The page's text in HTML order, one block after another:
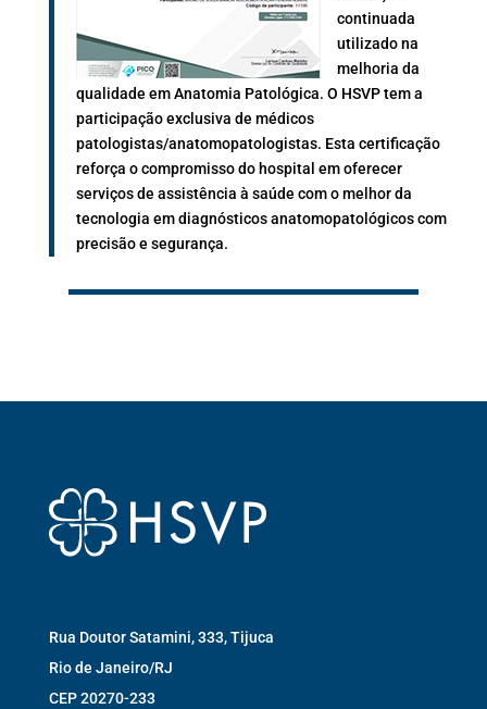
continuada
utilizado na
melhoria da
qualidade em Anatomia Patológica. O HSVP tem a
participação exclusiva de médicos
patologistas/anatomopatologistas. Esta certificação
reforça o compromisso do hospital em oferecer
serviços de assistência à saúde com o melhor da
tecnologia em diagnósticos anatomopatológicos com
precisão e segurança.
Rua Doutor Satamini, 333, Tijuca
Rio de Janeiro/RJ
CEP 20270-233